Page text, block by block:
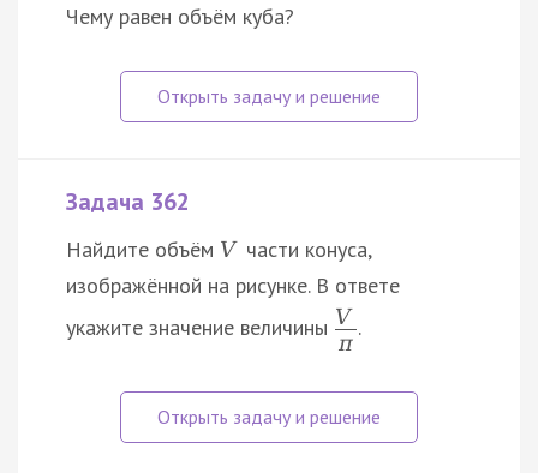
Чему равен объём куба?
Задача 362
Найдите объём V части конуса,
изображённой на рисунке. В ответе
укажите значение величины V
π
.